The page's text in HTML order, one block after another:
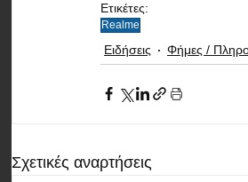
Ετικέτες:
Realme
Ειδήσεις Φήμες /
Σχετικές αναρτήσεις